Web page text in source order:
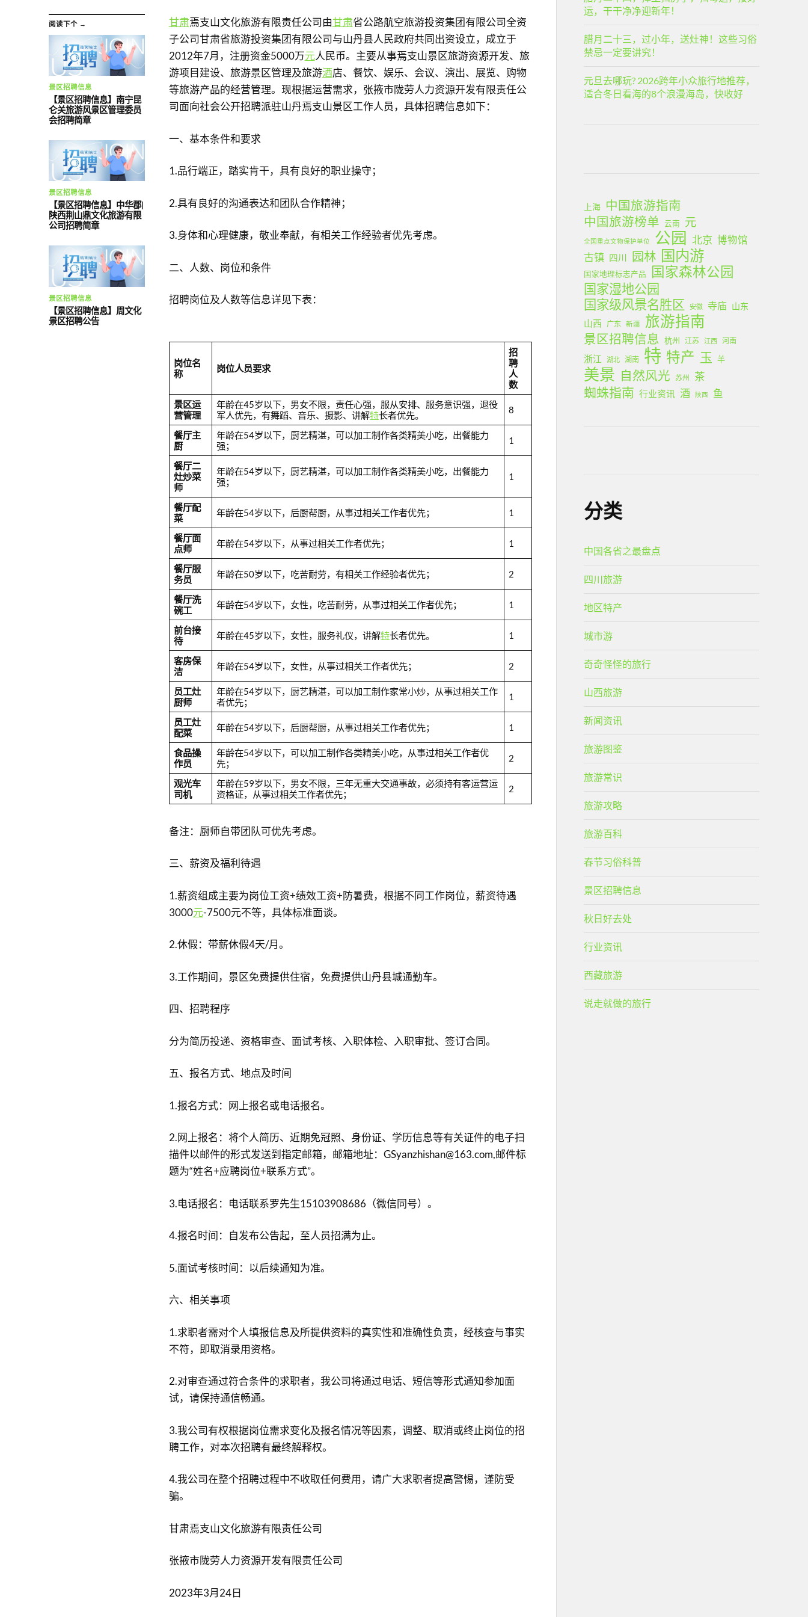
阅读下个 →
景区招聘信息
【景区招聘信息】南宁昆
仑关旅游风景区管理委员
会招聘简章
景区招聘信息
【景区招聘信息】中华郡|
陕西荆山鼎文化旅游有限
公司招聘简章
景区招聘信息
【景区招聘信息】周文化
景区招聘公告
甘肃焉支山文化旅游有限责任公司由甘肃省公路航空旅游投资集团有限公司全资
子公司甘肃省旅游投资集团有限公司与山丹县人民政府共同出资设立，成立于
2012年7月，注册资金5000万元人民币。主要从事焉支山景区旅游资源开发、旅
游项目建设、旅游景区管理及旅游酒店、餐饮、娱乐、会议、演出、展览、购物
等旅游产品的经营管理。现根据运营需求，张掖市陇劳人力资源开发有限责任公
司面向社会公开招聘派驻山丹焉支山景区工作人员，具体招聘信息如下：
一、基本条件和要求
1.品行端正，踏实肯干，具有良好的职业操守；
2.具有良好的沟通表达和团队合作精神；
3.身体和心理健康，敬业奉献，有相关工作经验者优先考虑。
二、人数、岗位和条件
招聘岗位及人数等信息详见下表：
岗位名
称
岗位人员要求
招
聘
人
数
景区运
营管理
年龄在45岁以下，男女不限，责任心强，服从安排、服务意识强，退役
军人优先，有舞蹈、音乐、摄影、讲解特长者优先。 8
餐厅主
厨
年龄在54岁以下，厨艺精湛，可以加工制作各类精美小吃，出餐能力
强；
1
餐厅二
灶炒菜
师
年龄在54岁以下，厨艺精湛，可以加工制作各类精美小吃，出餐能力
强；
1
餐厅配
菜
年龄在54岁以下，后厨帮厨，从事过相关工作者优先； 1
餐厅面
点师
年龄在54岁以下，从事过相关工作者优先； 1
餐厅服
务员
年龄在50岁以下，吃苦耐劳，有相关工作经验者优先； 2
餐厅洗
碗工
年龄在54岁以下，女性，吃苦耐劳，从事过相关工作者优先； 1
前台接
待
年龄在45岁以下，女性，服务礼仪，讲解特长者优先。 1
客房保
洁
年龄在54岁以下，女性，从事过相关工作者优先； 2
员工灶
厨师
年龄在54岁以下，厨艺精湛，可以加工制作家常小炒，从事过相关工作
者优先；
1
员工灶
配菜
年龄在54岁以下，后厨帮厨，从事过相关工作者优先； 1
食品操
作员
年龄在54岁以下，可以加工制作各类精美小吃，从事过相关工作者优
先；
2
观光车
司机
年龄在59岁以下，男女不限，三年无重大交通事故，必须持有客运营运
资格证，从事过相关工作者优先；
2
备注：厨师自带团队可优先考虑。
三、薪资及福利待遇
1.薪资组成主要为岗位工资+绩效工资+防暑费，根据不同工作岗位，薪资待遇
3000元-7500元不等，具体标准面谈。
2.休假：带薪休假4天/月。
3.工作期间，景区免费提供住宿，免费提供山丹县城通勤车。
四、招聘程序
分为简历投递、资格审查、面试考核、入职体检、入职审批、签订合同。
五、报名方式、地点及时间
1.报名方式：网上报名或电话报名。
2.网上报名：将个人简历、近期免冠照、身份证、学历信息等有关证件的电子扫
描件以邮件的形式发送到指定邮箱，邮箱地址：GSyanzhishan@163.com,邮件标
题为“姓名+应聘岗位+联系方式”。
3.电话报名：电话联系罗先生15103908686（微信同号）。
4.报名时间：自发布公告起，至人员招满为止。
5.面试考核时间：以后续通知为准。
六、相关事项
1.求职者需对个人填报信息及所提供资料的真实性和准确性负责，经核查与事实
不符，即取消录用资格。
2.对审查通过符合条件的求职者，我公司将通过电话、短信等形式通知参加面
试，请保持通信畅通。
3.我公司有权根据岗位需求变化及报名情况等因素，调整、取消或终止岗位的招
聘工作，对本次招聘有最终解释权。
4.我公司在整个招聘过程中不收取任何费用，请广大求职者提高警惕，谨防受
骗。
甘肃焉支山文化旅游有限责任公司
张掖市陇劳人力资源开发有限责任公司
2023年3月24日
运，干干净净迎新年！
腊月二十三，过小年，送灶神！这些习俗
禁忌一定要讲究！
元旦去哪玩? 2026跨年小众旅行地推荐，
适合冬日看海的8个浪漫海岛，快收好
上海
中国旅游指南
中国旅游榜单 云南 元
全国重点文物保护单位 公园 北京 博物馆
古镇 四川 园林 国内游
国家地理标志产品 国家森林公园
国家湿地公园
国家级风景名胜区
安徽 寺庙 山东
山西 广东 新疆 旅游指南
景区招聘信息 杭州 江苏 江西 河南
浙江 湖北 湖南 特 特产 玉 羊
美景 自然风光 苏州 茶
蜘蛛指南 行业资讯 酒 陕西 鱼
分类
中国各省之最盘点
四川旅游
地区特产
城市游
奇奇怪怪的旅行
山西旅游
新闻资讯
旅游图鉴
旅游常识
旅游攻略
旅游百科
春节习俗科普
景区招聘信息
秋日好去处
行业资讯
西藏旅游
说走就做的旅行